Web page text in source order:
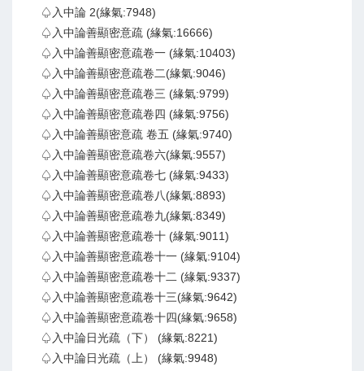
♤入中論 2(緣氣:7948)
♤入中論善顯密意疏 (緣氣:16666)
♤入中論善顯密意疏卷一 (緣氣:10403)
♤入中論善顯密意疏卷二(緣氣:9046)
♤入中論善顯密意疏卷三 (緣氣:9799)
♤入中論善顯密意疏卷四 (緣氣:9756)
♤入中論善顯密意疏 卷五 (緣氣:9740)
♤入中論善顯密意疏卷六(緣氣:9557)
♤入中論善顯密意疏卷七 (緣氣:9433)
♤入中論善顯密意疏卷八(緣氣:8893)
♤入中論善顯密意疏卷九(緣氣:8349)
♤入中論善顯密意疏卷十 (緣氣:9011)
♤入中論善顯密意疏卷十一 (緣氣:9104)
♤入中論善顯密意疏卷十二 (緣氣:9337)
♤入中論善顯密意疏卷十三(緣氣:9642)
♤入中論善顯密意疏卷十四(緣氣:9658)
♤入中論日光疏（下） (緣氣:8221)
♤入中論日光疏（上） (緣氣:9948)